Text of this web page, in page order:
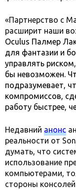
«Партнерство с
расширит наши
Oculus Палмер
для фантазии и
управлять
бы невозможен.
подразумевает,
компромиссов,
работу быстрее,
Недавний анонс
реальности от
думать, что
использование
компьютерами,
стороны